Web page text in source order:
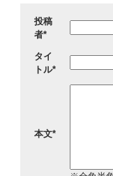
投稿
者*
タイ
トル*
本文*